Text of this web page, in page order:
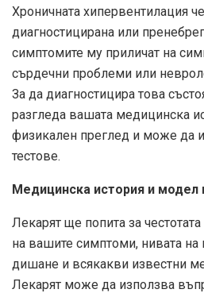
Хроничната хипервентилация
диагностицирана или
симптомите му приличат на
сърдечни проблеми или
За да диагностицира това
разгледа вашата медицинска
физикален преглед и може да
тестове.
Медицинска история и модел
Лекарят ще попита за
на вашите симптоми, нивата на
дишане и всякакви известни
Лекарят може да използва